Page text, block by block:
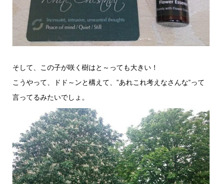
そして、この子が咲く樹はと～っても大きい！
こうやって、ドド～ンと構えて、”あれこれ考えなさんな”って
言ってるみたいでしょ。